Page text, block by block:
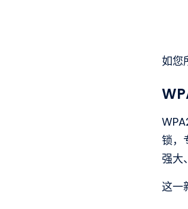
如您
锁，
强大
这一